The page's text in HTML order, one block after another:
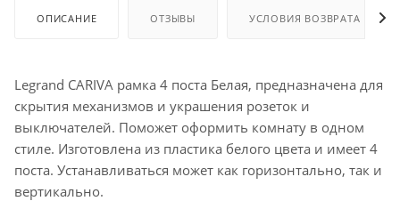
ОПИСАНИЕ ОТЗЫВЫ УСЛОВИЯ ВОЗВРАТА
Legrand CARIVA рамка 4 поста Белая, предназначена для
скрытия механизмов и украшения розеток и
выключателей. Поможет оформить комнату в одном
стиле. Изготовлена из пластика белого цвета и имеет 4
поста. Устанавливаться может как горизонтально, так и
вертикально.